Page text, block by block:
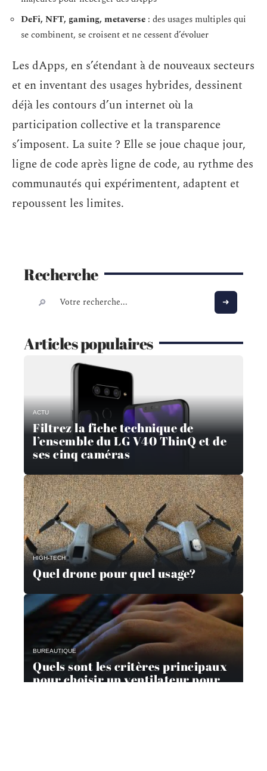
DeFi, NFT, gaming, metaverse : des usages multiples qui
se combinent, se croisent et ne cessent d’évoluer
Les dApps, en s’étendant à de nouveaux secteurs
et en inventant des usages hybrides, dessinent
déjà les contours d’un internet où la
participation collective et la transparence
s’imposent. La suite ? Elle se joue chaque jour,
ligne de code après ligne de code, au rythme des
communautés qui expérimentent, adaptent et
repoussent les limites.
Recherche
Articles populaires
ACTU
Filtrez la fiche technique de
l’ensemble du LG V40 ThinQ et de
ses cinq caméras
HIGH-TECH
Quel drone pour quel usage?
BUREAUTIQUE
Quels sont les critères principaux
pour choisir un ventilateur pour